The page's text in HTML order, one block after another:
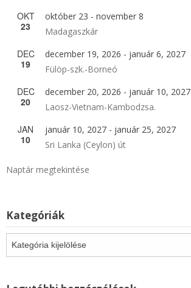
OKT
23
október 23 - november 8
Madagaszkár
DEC
19
december 19, 2026 - január 6, 2027
Fülöp-szk.-Borneó
DEC
20
december 20, 2026 - január 10, 2027
Laosz-Vietnam-Kambodzsa.
JAN
10
január 10, 2027 - január 25, 2027
Sri Lanka (Ceylon) út
Naptár megtekintése
Kategóriák
Kategóriák